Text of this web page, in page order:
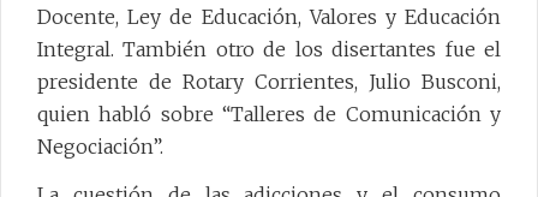
Docente, Ley de Educación, Valores y Educación
Integral. También otro de los disertantes fue el
presidente de Rotary Corrientes, Julio Busconi,
quien habló sobre “Talleres de Comunicación y
Negociación”.